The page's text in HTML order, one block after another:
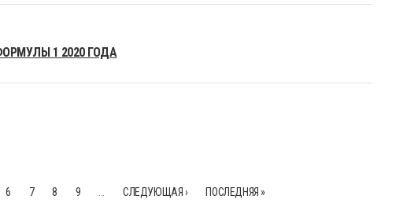
1 2020 ГОДА
6 7 8 9 СЛЕДУЮЩАЯ › ПОСЛЕДНЯЯ »